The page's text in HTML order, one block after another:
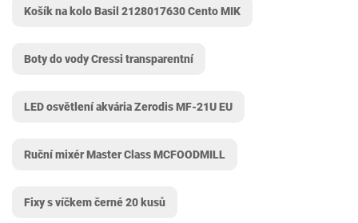
Košík na kolo Basil 2128017630 Cento MIK
Boty do vody Cressi transparentní
LED osvětlení akvária Zerodis MF-21U EU
Ruční mixér Master Class MCFOODMILL
Fixy s víčkem černé 20 kusů